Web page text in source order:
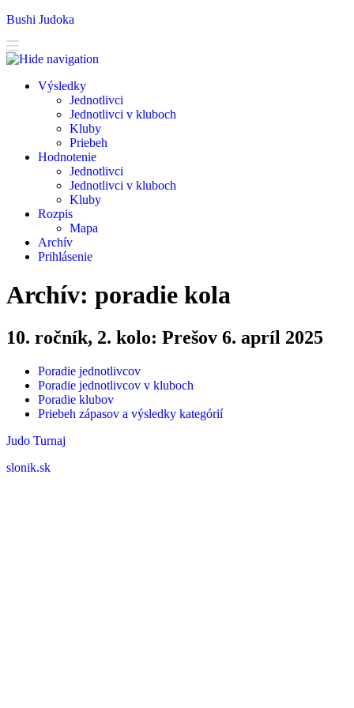
Bushi Judoka
Výsledky
Jednotlivci
Jednotlivci v kluboch
Kluby
Priebeh
Hodnotenie
Jednotlivci
Jednotlivci v kluboch
Kluby
Rozpis
Mapa
Archív
Prihlásenie
Archív: poradie kola
10. ročník, 2. kolo: Prešov 6. apríl 2025
Poradie jednotlivcov
Poradie jednotlivcov v kluboch
Poradie klubov
Priebeh zápasov a výsledky kategórií
Judo Turnaj
slonik.sk